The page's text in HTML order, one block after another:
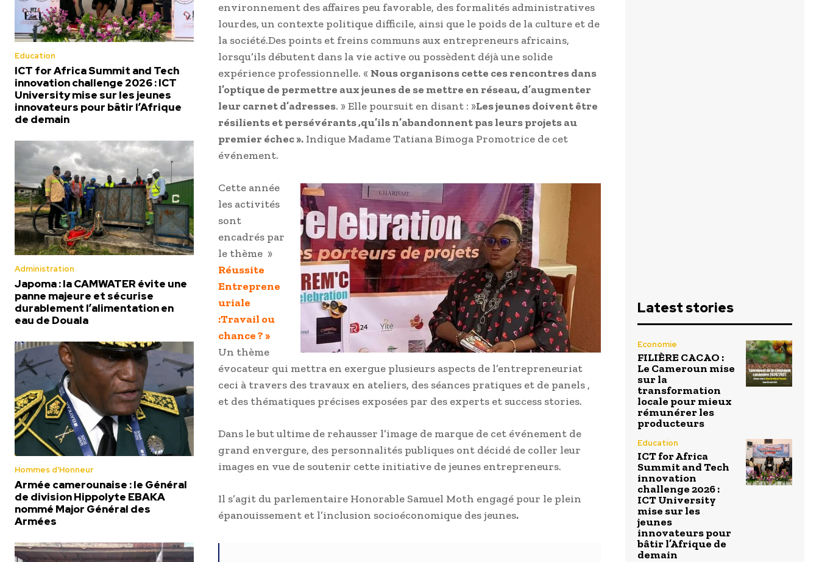
Education
ICT for Africa Summit and Tech
innovation challenge 2026 : ICT
University mise sur les jeunes
innovateurs pour bâtir l’Afrique
de demain
Administration
Japoma : la CAMWATER évite une
panne majeure et sécurise
durablement l’alimentation en
eau de Douala
Hommes d'Honneur
Armée camerounaise : le Général
de division Hippolyte EBAKA
nommé Major Général des
Armées
environnement des affaires peu favorable, des formalités administratives
lourdes, un contexte politique difficile, ainsi que le poids de la culture et de
la société.Des points et freins communs aux entrepreneurs africains,
lorsqu’ils débutent dans la vie active ou possèdent déjà une solide
expérience professionnelle. « Nous organisons cette ces rencontres dans
l’optique de permettre aux jeunes de se mettre en réseau, d’augmenter
leur carnet d’adresses. » Elle poursuit en disant : »Les jeunes doivent être
résilients et persévérants ,qu’ils n’abandonnent pas leurs projets au
premier échec ». Indique Madame Tatiana Bimoga Promotrice de cet
événement.
Cette année
les activités
sont
encadrés par
le thème »
Réussite
Entreprene
uriale
:Travail ou
chance ? »
Un thème
évocateur qui mettra en exergue plusieurs aspects de l’entrepreneuriat
ceci à travers des travaux en ateliers, des séances pratiques et de panels ,
et des thématiques précises exposées par des experts et success stories.
Dans le but ultime de rehausser l’image de marque de cet événement de
grand envergure, des personnalités publiques ont décidé de coller leur
images en vue de soutenir cette initiative de jeunes entrepreneurs.
Il s’agit du parlementaire Honorable Samuel Moth engagé pour le plein
épanouissement et l’inclusion socioéconomique des jeunes.
Latest stories
Economie
FILIÈRE CACAO :
Le Cameroun mise
sur la
transformation
locale pour mieux
rémunérer les
producteurs
Education
ICT for Africa
Summit and Tech
innovation
challenge 2026 :
ICT University
mise sur les
jeunes
innovateurs pour
bâtir l’Afrique de
demain